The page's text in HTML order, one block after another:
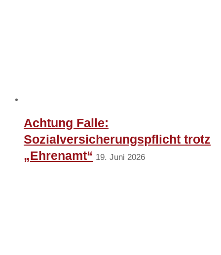
Achtung Falle:
Sozialversicherungspflicht trotz
„Ehrenamt“ 19. Juni 2026